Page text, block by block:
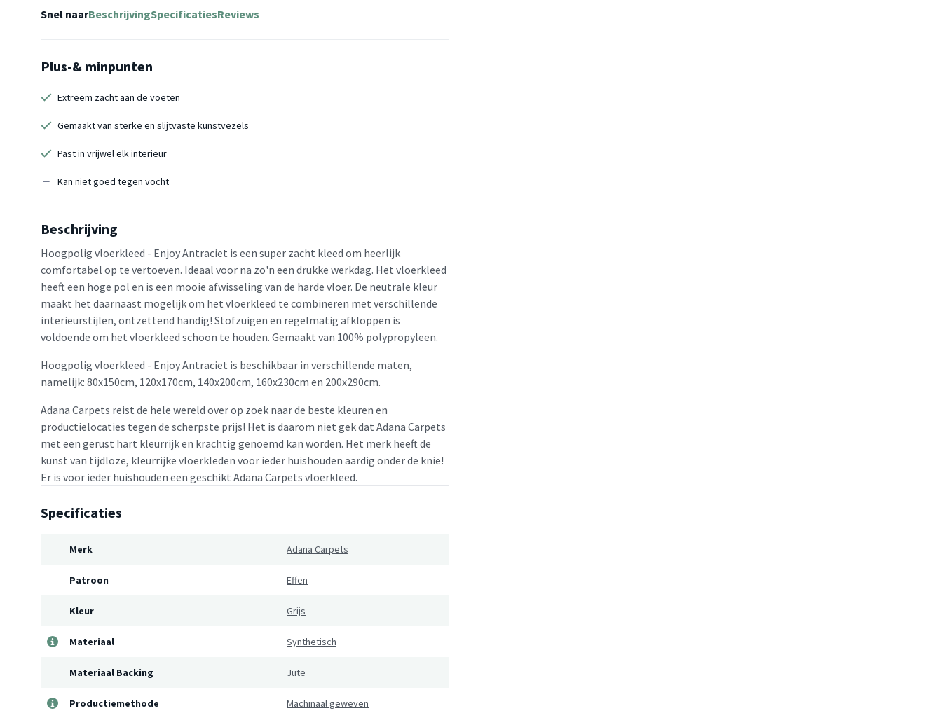
Snel naarBeschrijvingSpecificatiesReviews
Plus-& minpunten
Extreem zacht aan de voeten
Gemaakt van sterke en slijtvaste kunstvezels
Past in vrijwel elk interieur
Kan niet goed tegen vocht
Beschrijving
Hoogpolig vloerkleed - Enjoy Antraciet is een super zacht kleed om heerlijk
comfortabel op te vertoeven. Ideaal voor na zo'n een drukke werkdag. Het vloerkleed
heeft een hoge pol en is een mooie afwisseling van de harde vloer. De neutrale kleur
maakt het daarnaast mogelijk om het vloerkleed te combineren met verschillende
interieurstijlen, ontzettend handig! Stofzuigen en regelmatig afkloppen is
voldoende om het vloerkleed schoon te houden. Gemaakt van 100% polypropyleen.
Hoogpolig vloerkleed - Enjoy Antraciet is beschikbaar in verschillende maten,
namelijk: 80x150cm, 120x170cm, 140x200cm, 160x230cm en 200x290cm.
Adana Carpets reist de hele wereld over op zoek naar de beste kleuren en
productielocaties tegen de scherpste prijs! Het is daarom niet gek dat Adana Carpets
met een gerust hart kleurrijk en krachtig genoemd kan worden. Het merk heeft de
kunst van tijdloze, kleurrijke vloerkleden voor ieder huishouden aardig onder de knie!
Er is voor ieder huishouden een geschikt Adana Carpets vloerkleed.
Specificaties
Merk Adana Carpets
Patroon Effen
Kleur Grijs
Materiaal Synthetisch
Materiaal Backing Jute
Productiemethode Machinaal geweven